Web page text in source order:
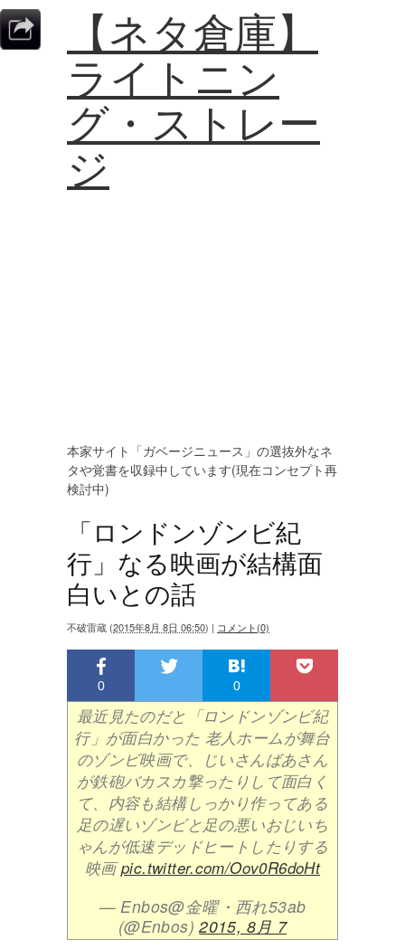
【ネタ倉庫】
ライトニン
グ・ストレー
ジ
本家サイト「ガベージニュース」の選抜外なネ
タや覚書を収録中しています(現在コンセプト再
検討中)
「ロンドンゾンビ紀
行」なる映画が結構面
白いとの話
不破雷蔵 (2015年8月 8日 06:50) | コメント(0)
0 0
最近見たのだと「ロンドンゾンビ紀
行」が面白かった 老人ホームが舞台
のゾンビ映画で、じいさんばあさん
が鉄砲バカスカ撃ったりして面白く
て、内容も結構しっかり作ってある
足の遅いゾンビと足の悪いおじいち
ゃんが低速デッドヒートしたりする
映画pic.twitter.com/Oov0R6doHt
— Enbos@金曜・西れ53ab
(@Enbos)2015, 8月 7